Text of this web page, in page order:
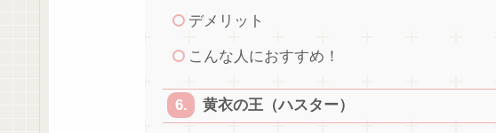
デメリット
こんな人におすすめ！
黄衣の王（ハスター）